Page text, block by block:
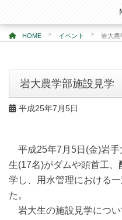
HOME > イベント > 岩大農
岩大農学部施設見学
平成25年7月5日
平成25年7月5日(金)岩手
生(17名)がダムや頭首工
学し、用水管理における
た。
岩大生の施設見学につ